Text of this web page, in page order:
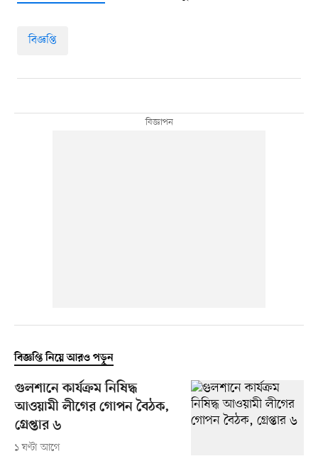
বিজ্ঞপ্তি
বিজ্ঞপ্তি নিয়ে আরও পড়ুন
গুলশানে কার্যক্রম নিষিদ্ধ
আওয়ামী লীগের গোপন বৈঠক,
গ্রেপ্তার ৬
১ ঘণ্টা আগে